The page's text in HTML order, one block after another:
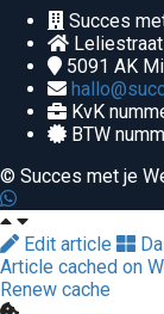
Succes
5091 AK
KvK
BTW
© Succes met je
Edit article
Article cached on
Renew cache